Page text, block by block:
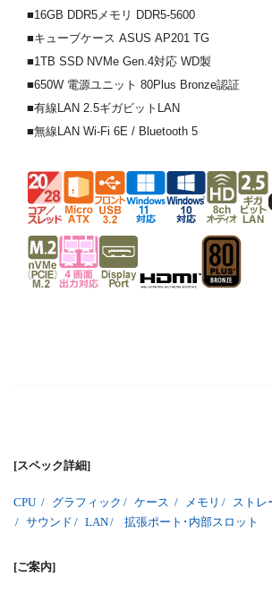
■16GB DDR5メモリ DDR5-5600
■キューブケース ASUS AP201 TG
■1TB SSD NVMe Gen.4対応 WD製
■650W 電源ユニット 80Plus Bronze認証
■有線LAN 2.5ギガビットLAN
■無線LAN Wi-Fi 6E / Bluetooth 5
[スペック詳細]
CPU / グラフィック / ケース / メモリ / ストレ
/ サウンド / LAN/ 拡張ポート･内部スロット
[ご案内]